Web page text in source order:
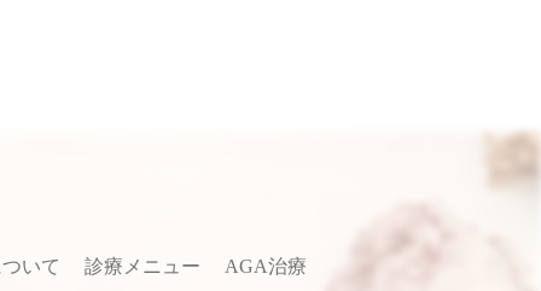
いて 診療メニュー AGA治療